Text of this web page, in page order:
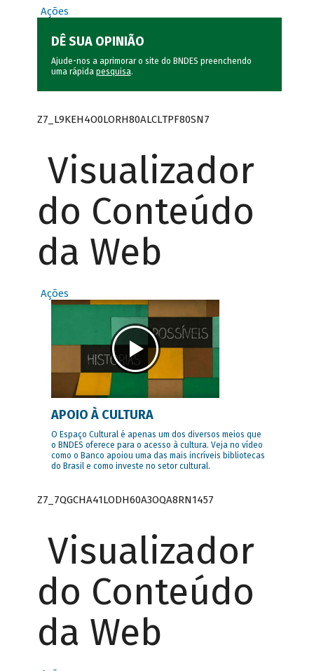
Ações
DÊ SUA OPINIÃO
Ajude-nos a aprimorar o site do BNDES preenchendo
uma rápida pesquisa.
Z7_L9KEH4O0LORH80ALCLTPF80SN7
Visualizador
do Conteúdo
da Web
Ações
APOIO À CULTURA
O Espaço Cultural é apenas um dos diversos meios que
o BNDES oferece para o acesso à cultura. Veja no vídeo
como o Banco apoiou uma das mais incríveis bibliotecas
do Brasil e como investe no setor cultural.
Z7_7QGCHA41LODH60A3OQA8RN1457
Visualizador
do Conteúdo
da Web